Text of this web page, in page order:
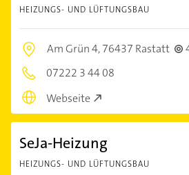
HEIZUNGS- UND LÜFTUNGSBAU
Am Grün 4,76437 Rastatt
07222 3 44 08
Webseite
SeJa-Heizung
HEIZUNGS- UND LÜFTUNGSBAU